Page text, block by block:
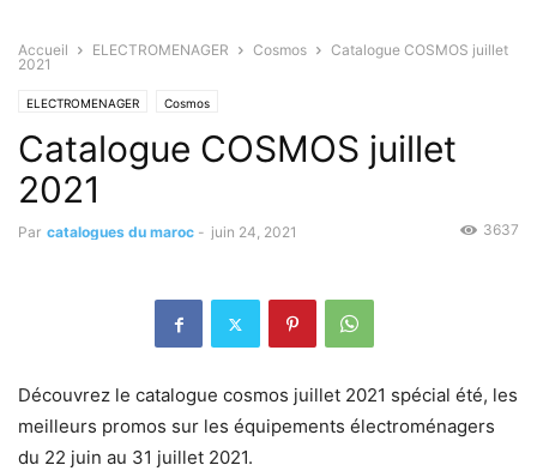
Accueil ELECTROMENAGER Cosmos
Catalogue COSMOS juillet
2021
ELECTROMENAGER Cosmos
Catalogue COSMOS juillet
2021
Par catalogues du maroc - juin 24, 2021 3637
Découvrez le catalogue cosmos juillet 2021 spécial été, les
meilleurs promos sur les équipements électroménagers
du 22 juin au 31 juillet 2021.